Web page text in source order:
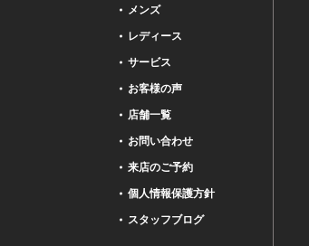
メンズ
レディース
サービス
お客様の声
店舗一覧
お問い合わせ
来店のご予約
個人情報保護方針
スタッフブログ